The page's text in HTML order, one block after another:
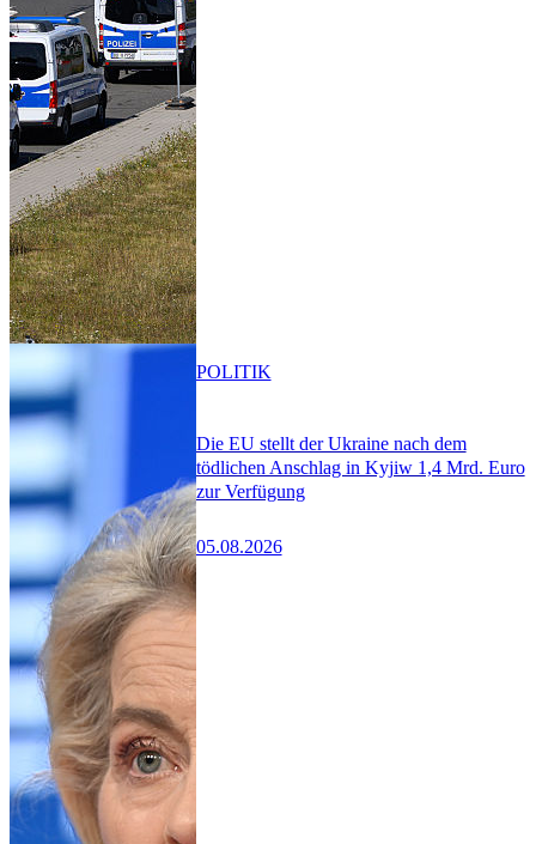
Die EU stellt der Ukraine nach dem
tödlichen Anschlag in Kyjiw 1,4 Mrd. Euro
zur Verfügung
05.08.2026
POLITIK